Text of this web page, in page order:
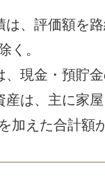
は、評価額を
く。
、現金・預貯
産は、主に家
加えた合計額